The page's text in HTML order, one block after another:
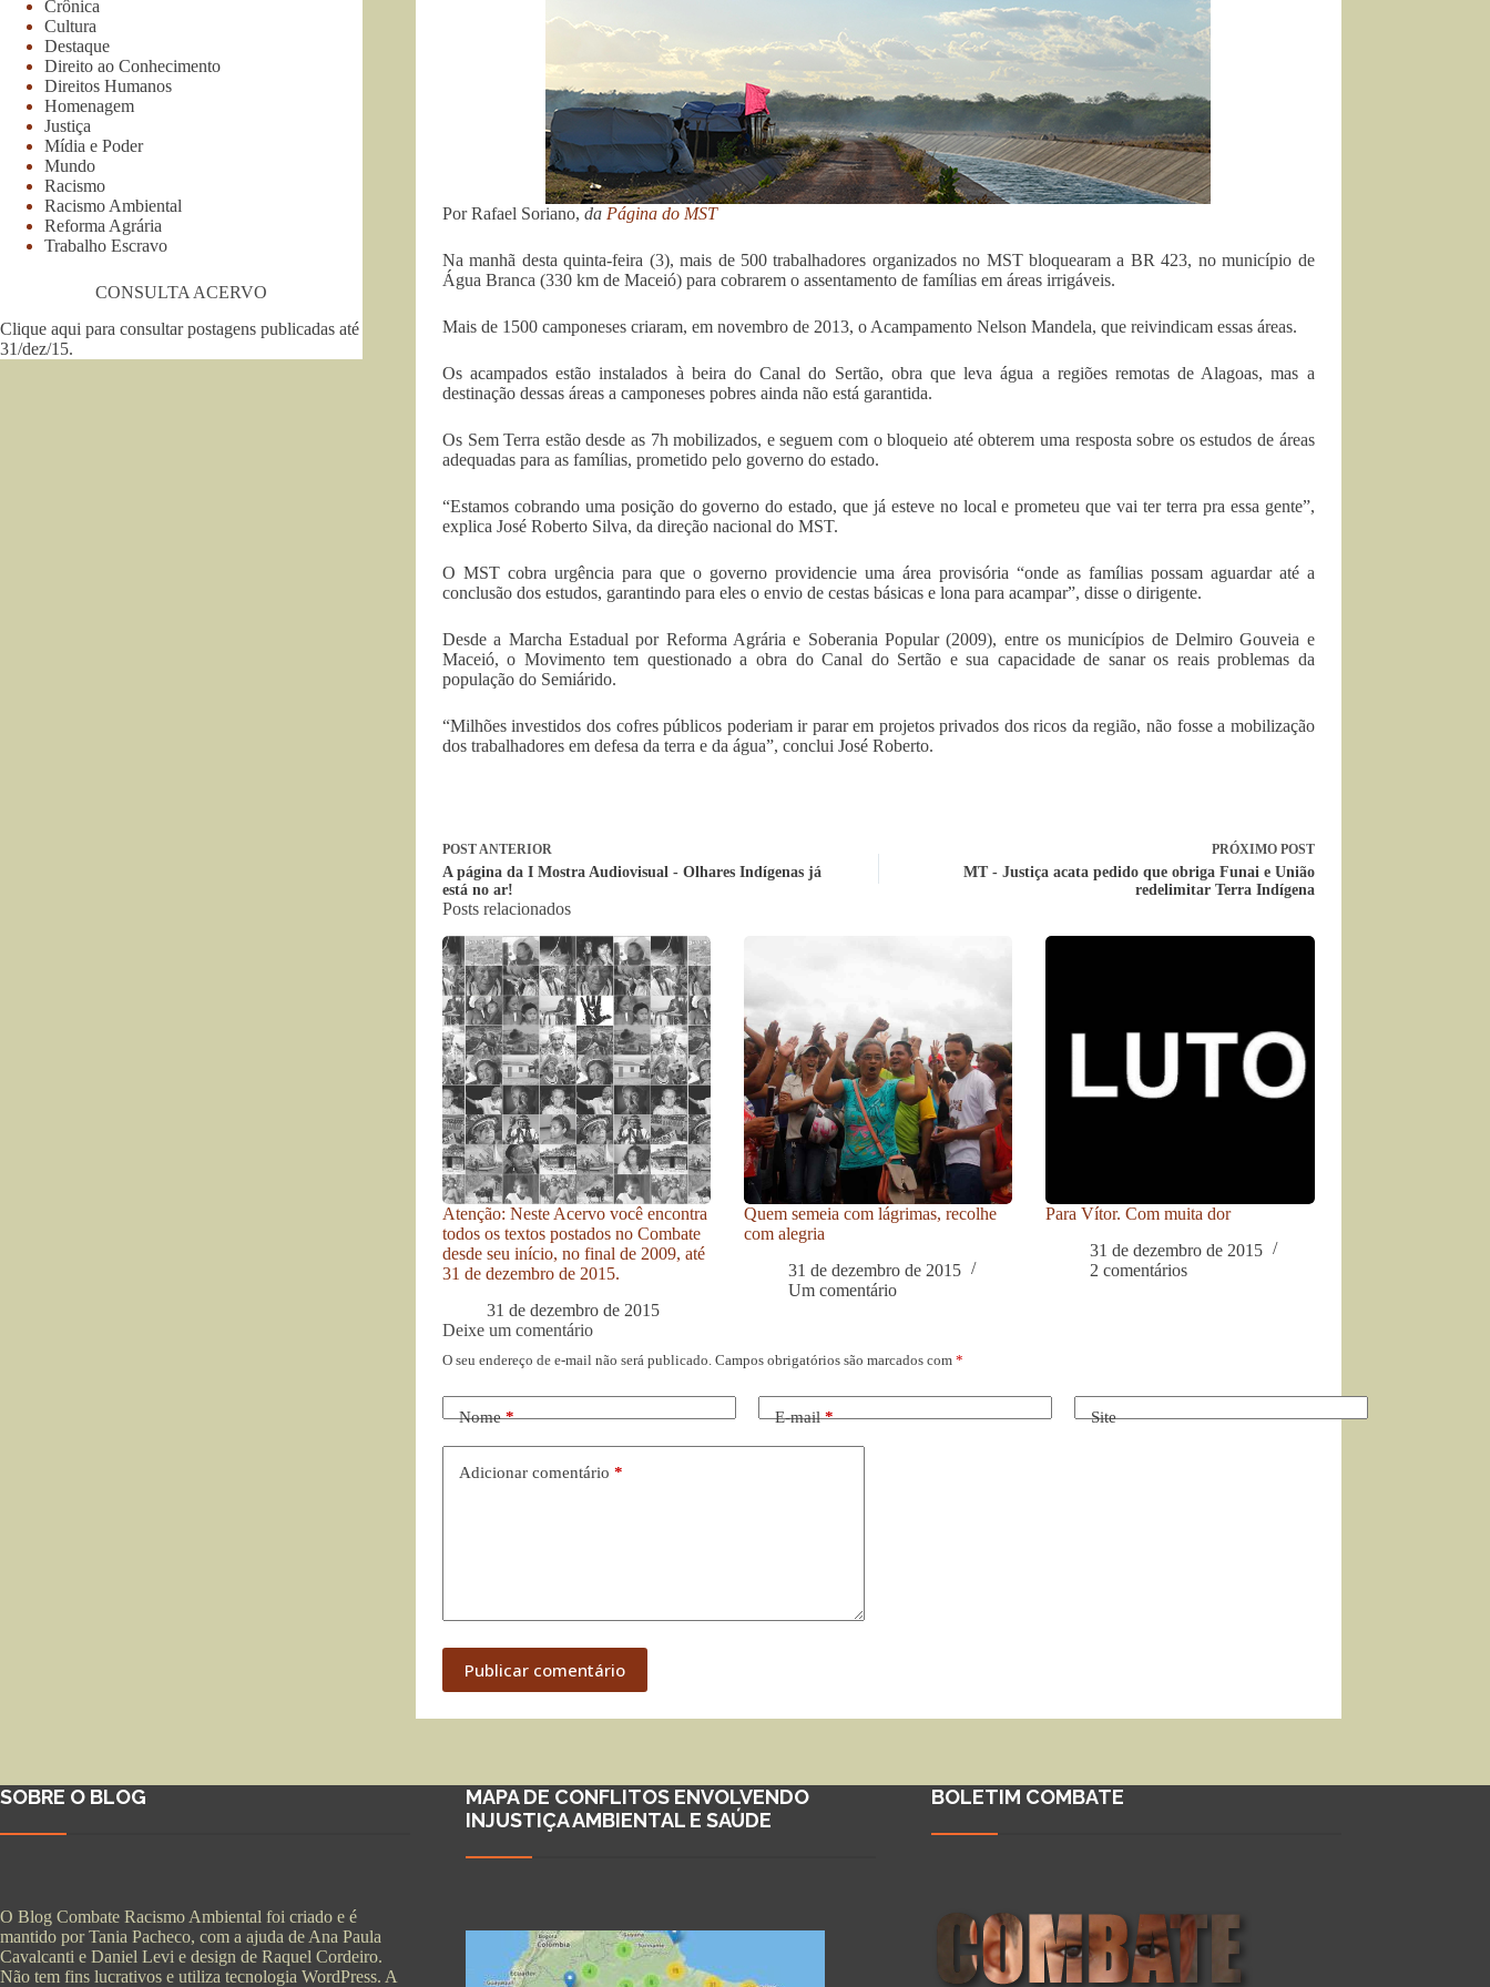
Por Rafael Soriano, da Página do MST
Na manhã desta quinta-feira (3), mais de 500 trabalhadores organizados no MST bloquearam a BR 423, no município de
Água Branca (330 km de Maceió) para cobrarem o assentamento de famílias em áreas irrigáveis.
Mais de 1500 camponeses criaram, em novembro de 2013, o Acampamento Nelson Mandela, que reivindicam essas áreas.
Os acampados estão instalados à beira do Canal do Sertão, obra que leva água a regiões remotas de Alagoas, mas a
destinação dessas áreas a camponeses pobres ainda não está garantida.
Os Sem Terra estão desde as 7h mobilizados, e seguem com o bloqueio até obterem uma resposta sobre os estudos de áreas
adequadas para as famílias, prometido pelo governo do estado.
“Estamos cobrando uma posição do governo do estado, que já esteve no local e prometeu que vai ter terra pra essa gente”,
explica José Roberto Silva, da direção nacional do MST.
O MST cobra urgência para que o governo providencie uma área provisória “onde as famílias possam aguardar até a
conclusão dos estudos, garantindo para eles o envio de cestas básicas e lona para acampar”, disse o dirigente.
Desde a Marcha Estadual por Reforma Agrária e Soberania Popular (2009), entre os municípios de Delmiro Gouveia e
Maceió, o Movimento tem questionado a obra do Canal do Sertão e sua capacidade de sanar os reais problemas da
população do Semiárido.
“Milhões investidos dos cofres públicos poderiam ir parar em projetos privados dos ricos da região, não fosse a mobilização
dos trabalhadores em defesa da terra e da água”, conclui José Roberto.
POSTANTERIOR
A página da I Mostra Audiovisual - Olhares Indígenas já
está no ar!
PRÓXIMO POST
MT - Justiça acata pedido que obriga Funai e União
redelimitar Terra Indígena
Posts relacionados
Atenção: Neste Acervo você encontra
todos os textos postados no Combate
desde seu início, no final de 2009, até
31 de dezembro de 2015.
31 de dezembro de 2015
Quem semeia com lágrimas, recolhe
com alegria
31 de dezembro de 2015
Um comentário
Para Vítor. Com muita dor
31 de dezembro de 2015
2 comentários
Deixe um comentário
O seu endereço de e-mail não será publicado. Campos obrigatórios são marcados com *
Nome* E-mail* Site
Adicionar comentário *
Publicar comentário
Crônica
Cultura
Destaque
Direito ao Conhecimento
Direitos Humanos
Homenagem
Justiça
Mídia e Poder
Mundo
Racismo
Racismo Ambiental
Reforma Agrária
Trabalho Escravo
CONSULTA ACERVO
Clique aqui para consultar postagens publicadas até
31/dez/15.
SOBRE O BLOG
O Blog Combate Racismo Ambiental foi criado e é
mantido por Tania Pacheco, com a ajuda de Ana Paula
Cavalcanti e Daniel Levi e design de Raquel Cordeiro.
Não tem fins lucrativos e utiliza tecnologia WordPress. A
MAPA DE CONFLITOS ENVOLVENDO
INJUSTIÇA AMBIENTAL E SAÚDE
BOLETIM COMBATE